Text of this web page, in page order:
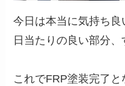
今日は本当に気持ち良
日当たりの良い部分、
これでFRP塗装完了と